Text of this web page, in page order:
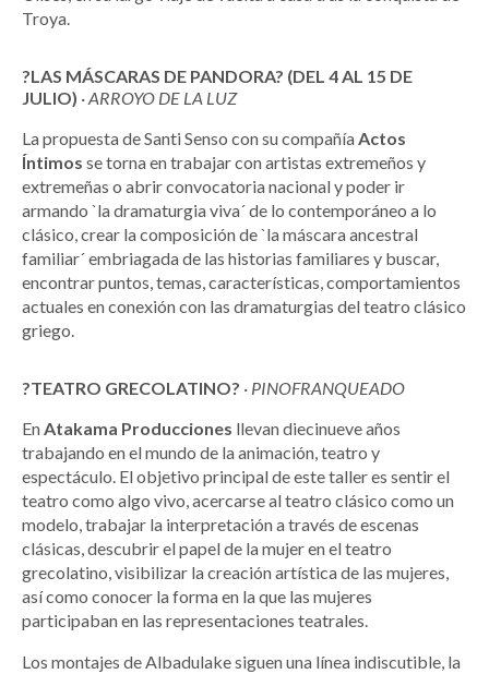
Troya.
?LAS MÁSCARAS DE PANDORA? (DEL 4 AL 15 DE
JULIO) ·ARROYO DE LA LUZ
La propuesta de Santi Senso con su compañíaActos
Íntimos se torna en trabajar con artistas extremeños y
extremeñas o abrir convocatoria nacional y poder ir
armando `la dramaturgia viva´ de lo contemporáneo a lo
clásico, crear la composición de `la máscara ancestral
familiar´ embriagada de las historias familiares y buscar,
encontrar puntos, temas, características, comportamientos
actuales en conexión con las dramaturgias del teatro clásico
griego.
?TEATRO GRECOLATINO? · PINOFRANQUEADO
EnAtakama Producciones llevan diecinueve años
trabajando en el mundo de la animación, teatro y
espectáculo. El objetivo principal de este taller es sentir el
teatro como algo vivo, acercarse al teatro clásico como un
modelo, trabajar la interpretación a través de escenas
clásicas, descubrir el papel de la mujer en el teatro
grecolatino, visibilizar la creación artística de las mujeres,
así como conocer la forma en la que las mujeres
participaban en las representaciones teatrales.
Los montajes de Albadulake siguen una línea indiscutible, la